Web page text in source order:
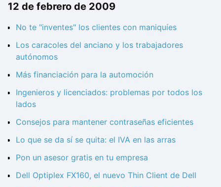
12 de febrero de 2009
No te "inventes" los clientes con maniquíes
Los caracoles del anciano y los trabajadores
autónomos
Más financiación para la automoción
Ingenieros y licenciados: problemas por todos los
lados
Consejos para mantener contraseñas eficientes
Lo que se da sí se quita: el IVA en las arras
Pon un asesor gratis en tu empresa
Dell Optiplex FX160, el nuevo Thin Client de Dell